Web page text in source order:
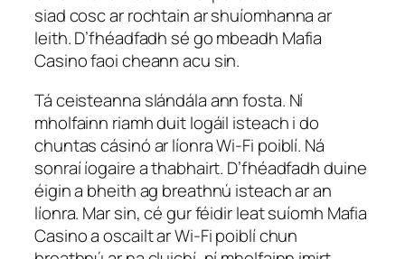
siad cosc ar rochtain ar shuíomhanna ar
leith. D’fhéadfadh sé go mbeadh Mafia
Casino faoi cheann acu sin.
Tá ceisteanna slándála ann fosta. Ní
mholfainn riamh duit logáil isteach i do
chuntas cásinó ar líonra Wi-Fi poiblí. Ná
sonraí íogaire a thabhairt. D’fhéadfadh duine
éigin a bheith ag breathnú isteach ar an
líonra. Mar sin, cé gur féidir leat suíomh Mafia
Casino a oscailt ar Wi-Fi poiblí chun